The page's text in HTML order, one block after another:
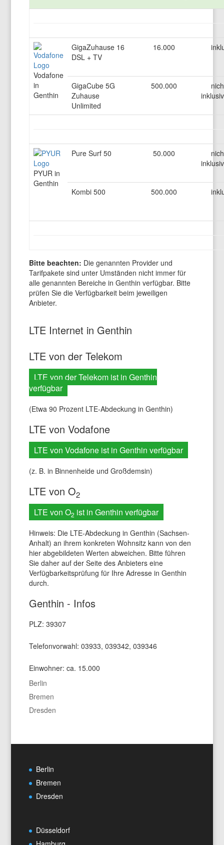
Vodafone
in
Genthin
GigaZuhause 16
DSL + TV
16.000
GigaCube 5G
Zuhause
Unlimited
500.000
PYUR in
Genthin
Pure Surf 50 50.000
Kombi 500 500.000
Bitte beachten: Die genannten Provider und
Tarifpakete sind unter Umständen nicht immer für
alle genannten Bereiche in Genthin verfügbar. Bitte
prüfen Sie die Verfügbarkeit beim jeweiligen
Anbieter.
LTE Internet in Genthin
LTE von der Telekom
LTE von der Telekom ist in Genthin
verfügbar
(Etwa 90 Prozent LTE-Abdeckung in Genthin)
LTE von Vodafone
LTE von Vodafone ist in Genthin verfügbar
(z. B. in Binnenheide und Großdemsin)
LTE von O2
LTE von O2 ist in Genthin verfügbar
Hinweis: Die LTE-Abdeckung in Genthin (Sachsen-
Anhalt) an ihrem konkreten Wohnsitz kann von den
hier abgebildeten Werten abweichen. Bitte führen
Sie daher auf der Seite des Anbieters eine
Verfügbarkeitsprüfung für Ihre Adresse in Genthin
durch.
Genthin - Infos
PLZ: 39307
Telefonvorwahl: 03933, 039342, 039346
Einwohner: ca. 15.000
Berlin
Bremen
Dresden
Berlin
Bremen
Dresden
Düsseldorf